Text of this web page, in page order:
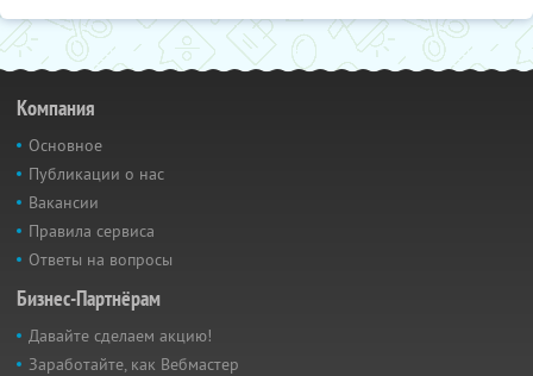
Компания
Основное
Публикации о нас
Вакансии
Правила сервиса
Ответы на вопросы
Бизнес-Партнёрам
Давайте сделаем акцию!
Заработайте, как Вебмастер